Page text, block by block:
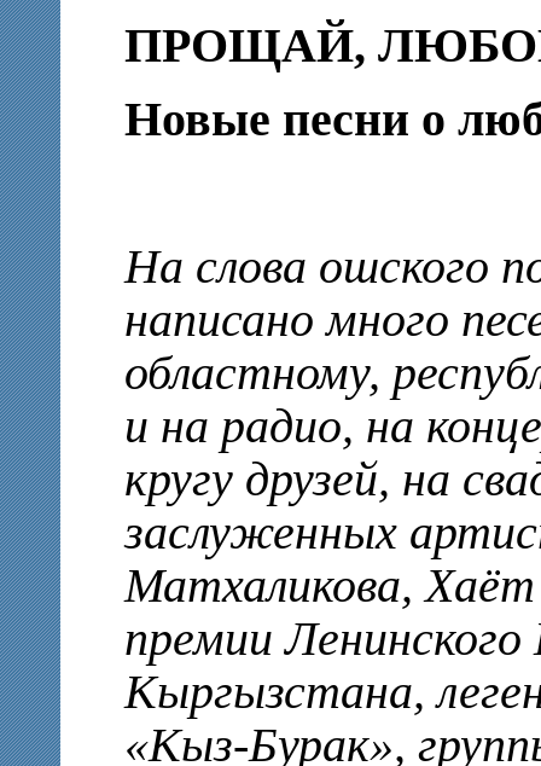
ПРОЩАЙ,
Новые песни о
На слова ошского
написано много
областному,
и на радио, на
кругу друзей, на
заслуженных
Матхаликова, Хаёт
премии
Кыргызстана,
«Кыз-Бурак»,